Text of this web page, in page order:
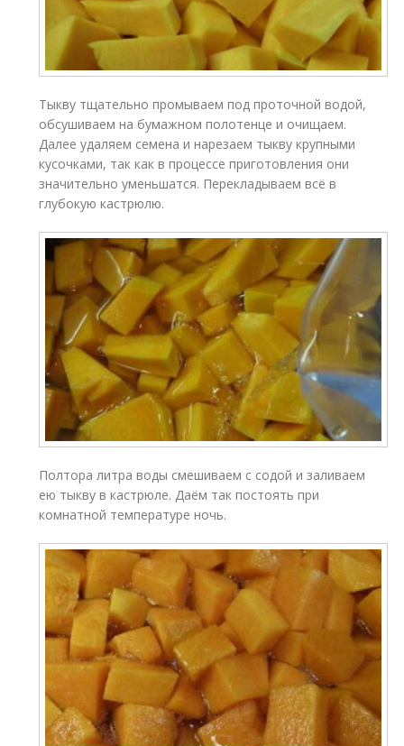
Тыкву тщательно промываем под проточной водой,
обсушиваем на бумажном полотенце и очищаем.
Далее удаляем семена и нарезаем тыкву крупными
кусочками, так как в процессе приготовления они
значительно уменьшатся. Перекладываем всё в
глубокую кастрюлю.
Полтора литра воды смешиваем с содой и заливаем
ею тыкву в кастрюле. Даём так постоять при
комнатной температуре ночь.